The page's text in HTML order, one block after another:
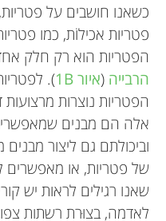
כשאנו חושבים על
פטריות אכילוֹת, כמו
הפטריות הוא רק חלק
הרבייה (איור 1B
).
הפטריות נוצרות
אלה הם מבנים שמאפשרים
וביכולתם גם ליצור
של פטריות, או מאפשרים
שאנו רגילים לראות יש
לאדמה, בצוּרת רשתות